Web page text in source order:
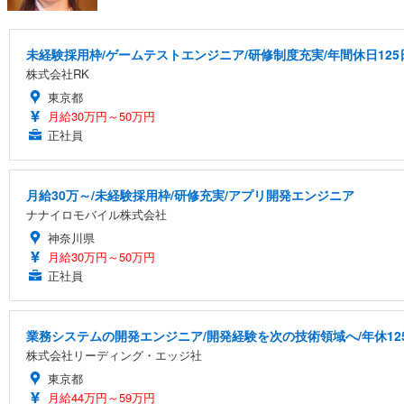
未経験採用枠/ゲームテストエンジニア/研修制度充実/年間休日125
株式会社RK
東京都
月給30万円～50万円
正社員
月給30万～/未経験採用枠/研修充実/アプリ開発エンジニア
ナナイロモバイル株式会社
神奈川県
月給30万円～50万円
正社員
業務システムの開発エンジニア/開発経験を次の技術領域へ/年休
株式会社リーディング・エッジ社
東京都
月給44万円～59万円